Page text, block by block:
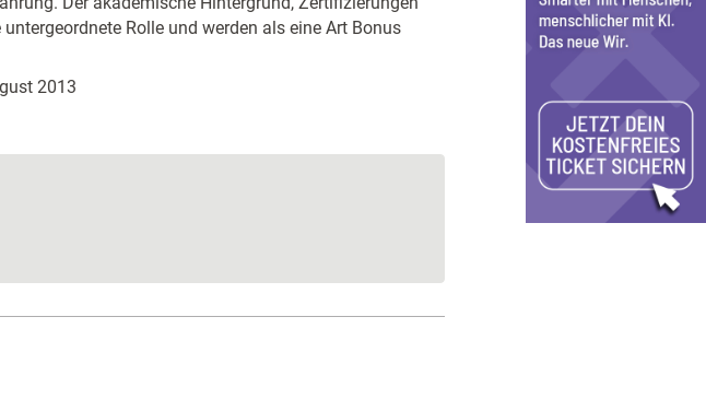
Rolle und werden als eine Art Bonus
2013